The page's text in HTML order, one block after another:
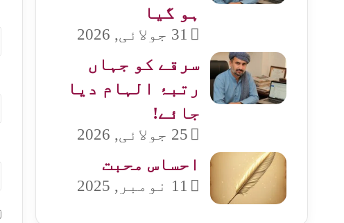
ہو گیا
31 جولائی, 2026
سرقے کو جہاں
رتبۂ الہام دیا
جائے!
25 جولائی, 2026
احساس محبت
11 نومبر, 2025